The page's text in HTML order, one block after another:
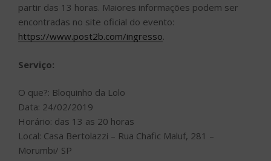
partir das 13 horas. Maiores informações podem ser
encontradas no site oficial do evento:
https://www.post2b.com/ingresso.
Serviço:
O que?: Bloquinho da Lolo
Data: 24/02/2019
Horário: das 13 as 20 horas
Local: Casa Bertolazzi – Rua Chafic Maluf, 281 –
Morumbi/ SP